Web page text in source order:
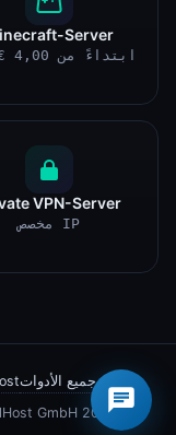
Server
ابتداءً من 4,00 €/شهر
VPN-Server
IP مخصص
جميع الأدوات
© 2026 KernelHost GmbH. تعمل الأدوات بدون تسجيل، بدون تتبع.